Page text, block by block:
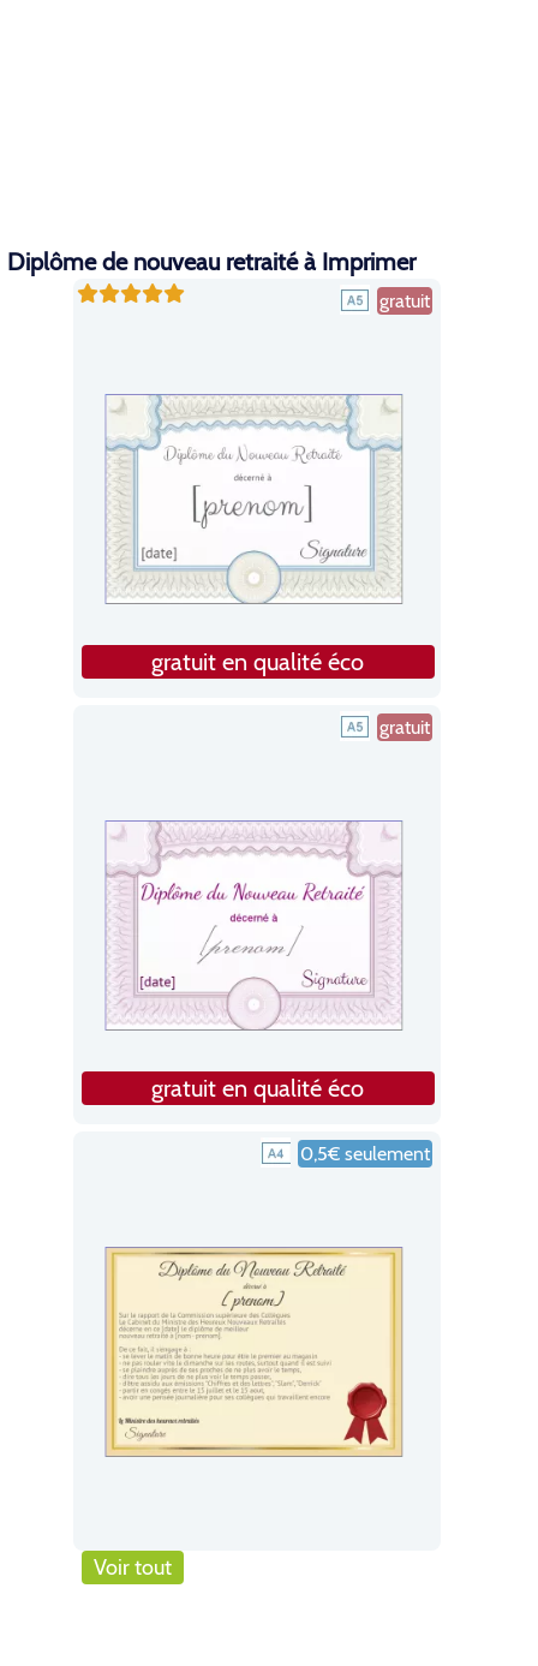
Diplôme de nouveau retraité à Imprimer
gratuit
gratuit en qualité éco
gratuit
gratuit en qualité éco
0,5€ seulement
Voir tout